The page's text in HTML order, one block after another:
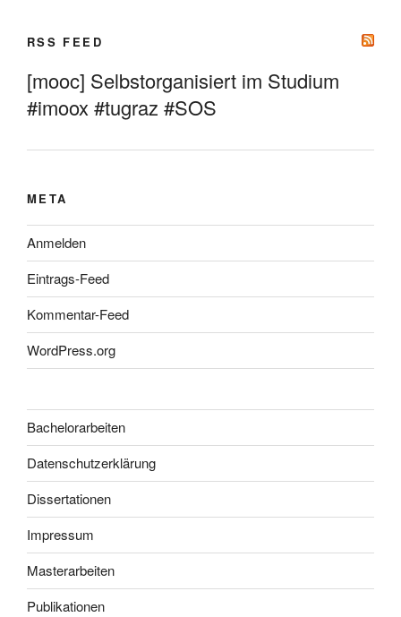
RSS FEED
[mooc] Selbstorganisiert im Studium
#imoox #tugraz #SOS
META
Anmelden
Eintrags-Feed
Kommentar-Feed
WordPress.org
Bachelorarbeiten
Datenschutzerklärung
Dissertationen
Impressum
Masterarbeiten
Publikationen